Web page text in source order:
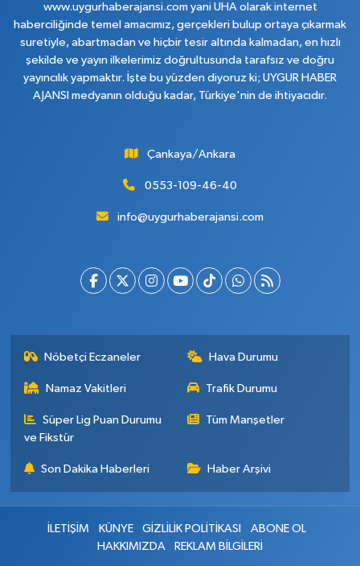
www.uygurhaberajansi.com yani UHA olarak internet
haberciliğinde temel amacımız, gerçekleri bulup ortaya çıkarmak
suretiyle, abartmadan ve hiçbir tesir altında kalmadan, en hızlı
şekilde ve yayın ilkelerimiz doğrultusunda tarafsız ve doğru
yayıncılık yapmaktır. İşte bu yüzden diyoruz ki; UYGUR HABER
AJANSI medyanın olduğu kadar, Türkiye'nin de ihtiyacıdır.
Çankaya/Ankara
0553-109-46-40
info@uygurhaberajansi.com
Nöbetçi Eczaneler Hava Durumu
Namaz Vakitleri Trafik Durumu
Süper Lig Puan Durumu
ve Fikstür
Tüm Manşetler
Son Dakika Haberleri Haber Arşivi
İLETİŞİM KÜNYE GİZLİLİK POLİTİKASI
ABONE OL
HAKKIMIZDA
REKLAM BİLGİLERİ